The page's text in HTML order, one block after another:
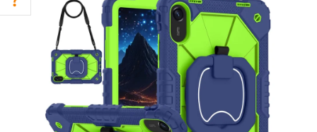
produktu
hviezdičiek.